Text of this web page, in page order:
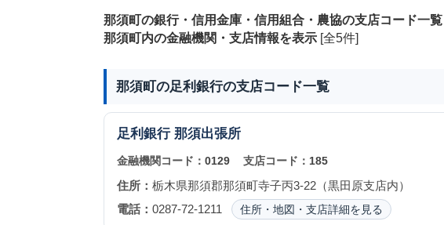
那須町の銀行・信用金庫・信用組合・農協の支店コード一覧
那須町内の金融機関・支店情報を表示[全5件]
那須町の足利銀行の支店コード一覧
足利銀行 那須出張所
金融機関コード： 0129 支店コード： 185
住所： 栃木県那須郡那須町寺子丙3-22（黒田原支店内）
電話： 0287-72-1211 住所・地図・支店詳細を見る